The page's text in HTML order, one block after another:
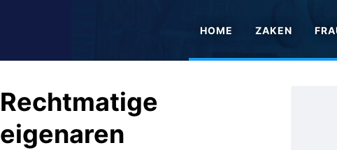
HOME ZAKEN
Rechtmatige
eigenaren